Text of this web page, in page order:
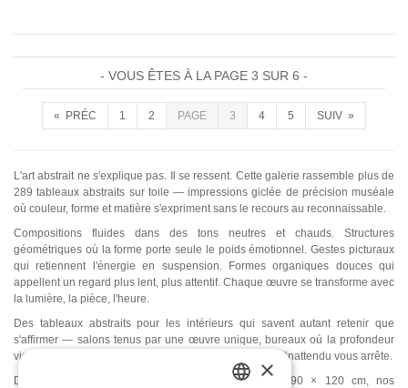
- VOUS ÊTES À LA PAGE 3 SUR 6 -
« PRÉC 1 2 PAGE 3 4 5 SUIV »
L'art abstrait ne s'explique pas. Il se ressent. Cette galerie rassemble plus de
289 tableaux abstraits sur toile — impressions giclée de précision muséale
où couleur, forme et matière s'expriment sans le recours au reconnaissable.
Compositions fluides dans des tons neutres et chauds. Structures
géométriques où la forme porte seule le poids émotionnel. Gestes picturaux
qui retiennent l'énergie en suspension. Formes organiques douces qui
appellent un regard plus lent, plus attentif. Chaque œuvre se transforme avec
la lumière, la pièce, l'heure.
Des tableaux abstraits pour les intérieurs qui savent autant retenir que
s'affirmer — salons tenus par une œuvre unique, bureaux où la profondeur
visuelle remplace le bruit, couloirs où quelque chose d'inattendu vous arrête.
Disponibles également en grands formats jusqu’à 90 × 120 cm, nos
×